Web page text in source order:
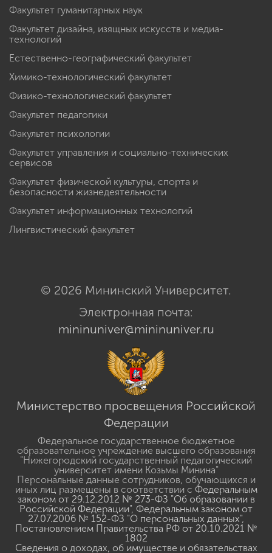
Факультет гуманитарных наук
Факультет дизайна, изящных искусств и медиа-
технологий
Естественно-географический факультет
Химико-технологический факультет
Физико-технологический факультет
Факультет педагогики
Факультет психологии
Факультет управления и социально-технических
сервисов
Факультет физической культуры, спорта и
безопасности жизнедеятельности
Факультет информационных технологий
Лингвистический факультет
© 2026 Мининский Университет.
Электронная почта:
mininuniver@mininuniver.ru
Министерство просвещения Российской
Федерации
Федеральное государственное бюджетное
образовательное учреждение высшего образования
"Нижегородский государственный педагогический
университет имени Козьмы Минина"
Персональные данные сотрудников, обучающихся и
иных лиц размещены в соответствии с Федеральным
законом от 29.12.2012 № 273-ФЗ "Об образовании в
Российской Федерации", Федеральным законом от
27.07.2006 № 152-ФЗ "О персональных данных",
Постановлением Правительства РФ от 20.10.2021 №
1802
Сведения о доходах, об имуществе и обязательствах